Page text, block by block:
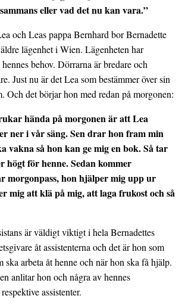
eller vad det nu kan vara.”
och Leas pappa Bernhard bor Bernadette
lägenhet i Wien. Lägenheten har
behov. Dörrarna är bredare och
Just nu är det Lea som bestämmer över sin
Och det börjar hon med redan på morgonen:
hända på morgonen är att Lea
ner i vår säng. Sen drar hon fram min
vakna så hon kan ge mig en bok. Så tar
högt för henne. Sedan kommer
morgonpass, hon hjälper mig upp ur
mig att klä på mig, att laga frukost och så
är väldigt viktigt i hela Bernadettes
åt assistenterna och det är hon som
ska arbeta åt henne och när hon ska få hjälp.
anlitar hon och några av hennes
assistenter.